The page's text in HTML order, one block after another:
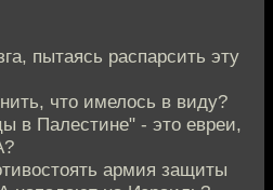
пытаясь распарсить эту
что имелось в виду?
в Палестине" - это евреи,
армия защиты